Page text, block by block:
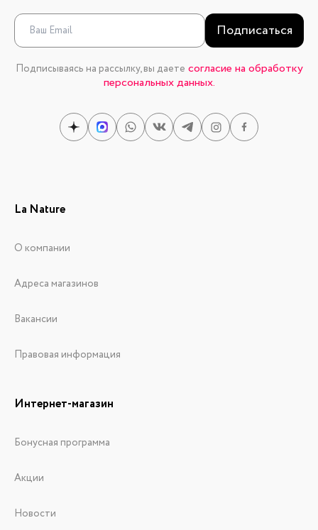
Подписаться
Подписываясь на рассылку, вы даете согласие на обработку
персональных данных.
La Nature
О компании
Адреса магазинов
Вакансии
Правовая информация
Интернет-магазин
Бонусная программа
Акции
Новости